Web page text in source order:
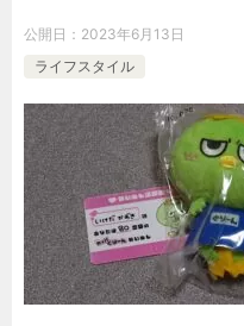
公開日： 2023年6月13日
ライフスタイル